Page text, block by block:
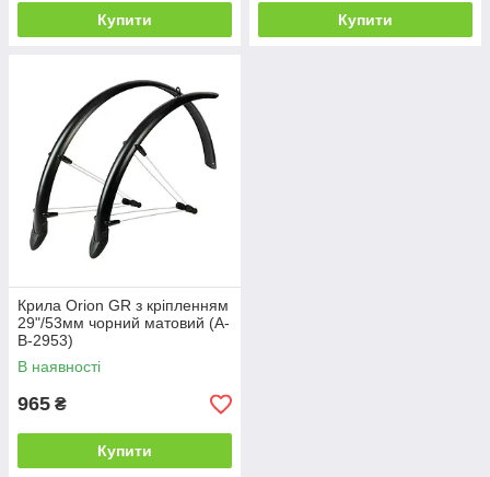
Купити Купити
Крила Orion GR з кріпленням
29"/53мм чорний матовий (A-
B-2953)
В наявності
965 ₴
Купити